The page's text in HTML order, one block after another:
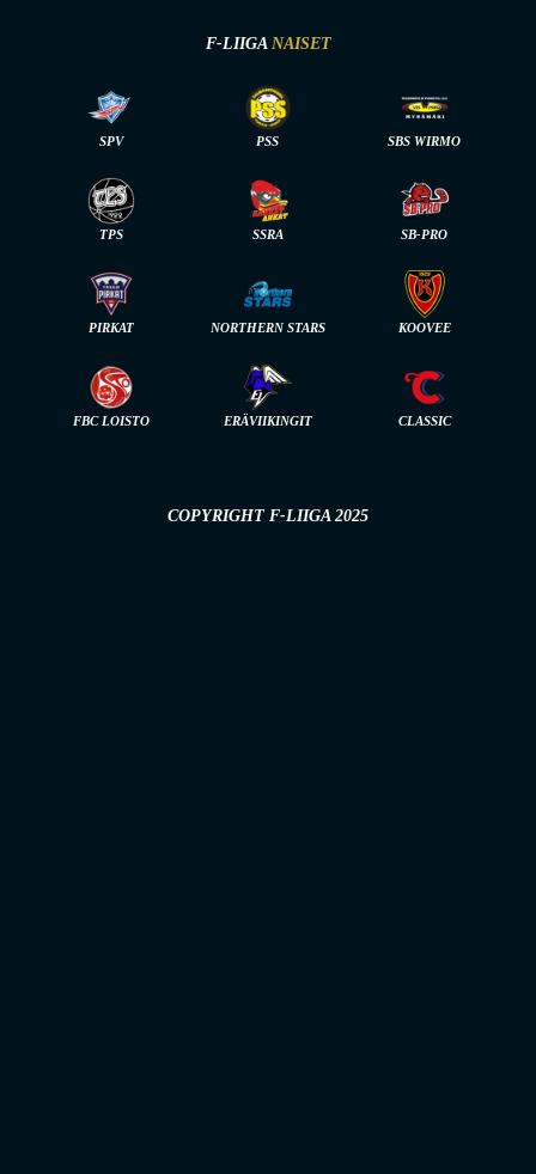
F-LIIGA NAISET
SPV PSS SBS WIRMO
TPS SSRA SB-PRO
PIRKAT NORTHERN STARS KOOVEE
FBC LOISTO ERÄVIIKINGIT CLASSIC
COPYRIGHT F-LIIGA 2025